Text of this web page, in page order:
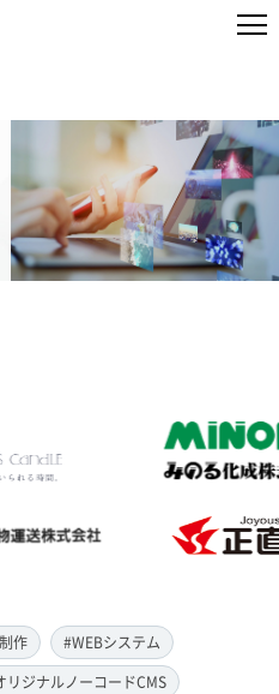
作
#WEBシステム
リジナルノーコードCMS